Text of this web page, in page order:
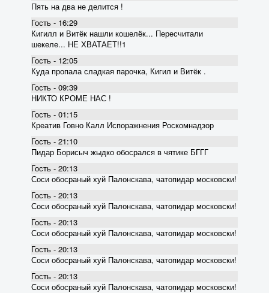
Пять на два не делится !
Гость - 16:29
Кигилл и Витёк нашли кошелёк... Пересчитали
шекеле... НЕ ХВАТАЕТ!!1
Гость - 12:05
Куда пропала сладкая парочка, Кигил и Витёк .
Гость - 09:39
НИКТО КРОМЕ НАС !
Гость - 01:15
Креатив Говно Калл Испоражнения Роскомнадзор
Гость - 21:10
Пидар Борисыч жыдко обосрался в чятике БГГГ
Гость - 20:13
Соси обосраный хуй Палонскава, чатопидар московски!
Гость - 20:13
Соси обосраный хуй Палонскава, чатопидар московски!
Гость - 20:13
Соси обосраный хуй Палонскава, чатопидар московски!
Гость - 20:13
Соси обосраный хуй Палонскава, чатопидар московски!
Гость - 20:13
Соси обосраный хуй Палонскава, чатопидар московски!